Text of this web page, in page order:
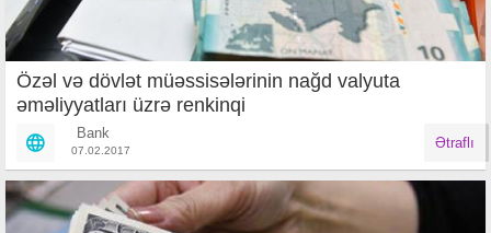
Özəl və dövlət müəssisələrinin nağd valyuta
əməliyyatları üzrə renkinqi
Bank
07.02.2017 Ətraflı